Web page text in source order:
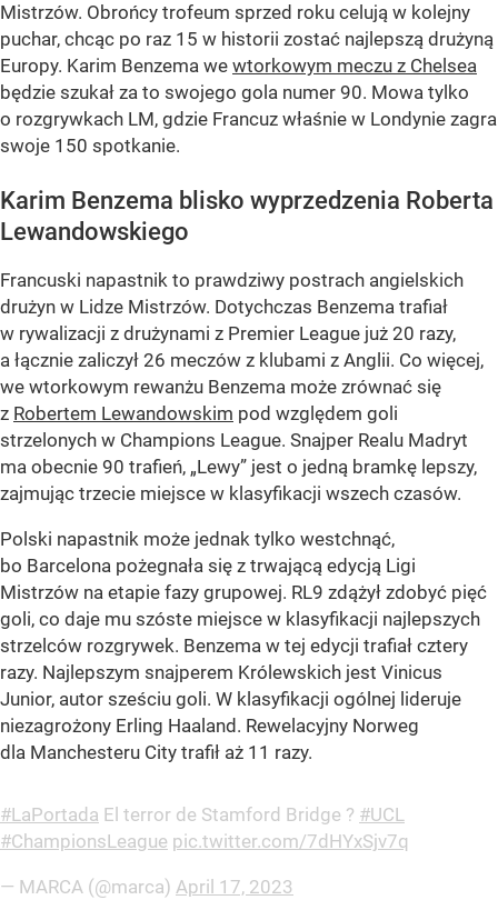
Mistrzów. Obrońcy trofeum sprzed roku celują w kolejny
puchar, chcąc po raz 15 w historii zostać najlepszą drużyną
Europy. Karim Benzema we wtorkowym meczu z Chelsea
będzie szukał za to swojego gola numer 90. Mowa tylko
o rozgrywkach LM, gdzie Francuz właśnie w Londynie zagra
swoje 150 spotkanie.
Karim Benzema blisko wyprzedzenia Roberta
Lewandowskiego
Francuski napastnik to prawdziwy postrach angielskich
drużyn w Lidze Mistrzów. Dotychczas Benzema trafiał
w rywalizacji z drużynami z Premier League już 20 razy,
a łącznie zaliczył 26 meczów z klubami z Anglii. Co więcej,
we wtorkowym rewanżu Benzema może zrównać się
z Robertem Lewandowskim pod względem goli
strzelonych w Champions League. Snajper Realu Madryt
ma obecnie 90 trafień, „Lewy” jest o jedną bramkę lepszy,
zajmując trzecie miejsce w klasyfikacji wszech czasów.
Polski napastnik może jednak tylko westchnąć,
bo Barcelona pożegnała się z trwającą edycją Ligi
Mistrzów na etapie fazy grupowej. RL9 zdążył zdobyć pięć
goli, co daje mu szóste miejsce w klasyfikacji najlepszych
strzelców rozgrywek. Benzema w tej edycji trafiał cztery
razy. Najlepszym snajperem Królewskich jest Vinicus
Junior, autor sześciu goli. W klasyfikacji ogólnej lideruje
niezagrożony Erling Haaland. Rewelacyjny Norweg
dla Manchesteru City trafił aż 11 razy.
#LaPortada El terror de Stamford Bridge ?️ #UCL
#ChampionsLeague pic.twitter.com/7dHYxSjv7q
— MARCA (@marca) April 17, 2023